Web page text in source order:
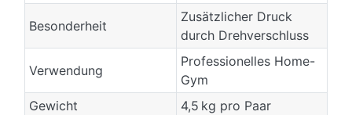
Besonderheit
Zusätzlicher Druck
durch Drehverschluss
Verwendung
Professionelles Home-
Gym
Gewicht
4,5 kg pro Paar